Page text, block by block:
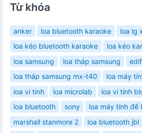
Từ khóa
anker loa bluetooth karaoke loa lg
loa kéo bluetooth karaoke
loa kéo
loa samsung
loa tháp samsung
loa tháp samsung mx-t40
loa máy
loa vi tinh
loa microlab
loa vi tính
loa bluetooth
sony loa máy tính để
marshall stanmore 2
loa bluetooth jbl